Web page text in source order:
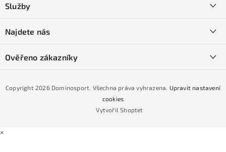
Obchodní podmínky
Podmínky GDPR
Podmínky nákupu na splátky ESSOX
Služby
Naše prodejna
Najdete nás
Ověřeno zákazníky
Vytvořil Shoptet
Copyright 2026 Dominosport. Všechna práva vyhrazena. Upravit nastavení
cookies
×